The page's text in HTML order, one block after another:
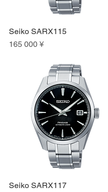
Быстрый просмотр
Seiko SARX115
Цена
165 000 ¥
Быстрый просмотр
Seiko SARX117